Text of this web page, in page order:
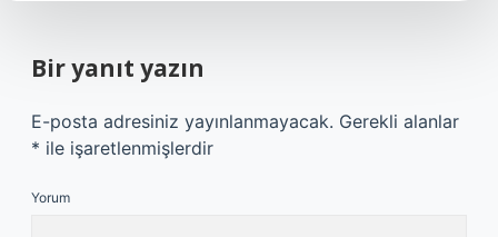
Bir yanıt yazın
E-posta adresiniz yayınlanmayacak. Gerekli alanlar
* ile işaretlenmişlerdir
Yorum